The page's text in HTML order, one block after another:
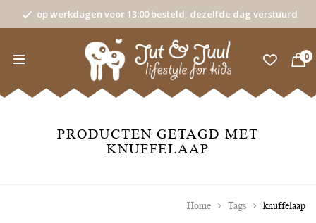
op werkdagen voor 13:00 besteld, dezelfde dag verstuurd
0
PRODUCTEN GETAGD MET
KNUFFELAAP
Home Tags knuffelaap